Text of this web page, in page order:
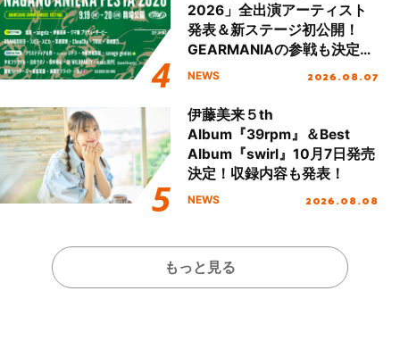
2026」全出演アーティスト
発表＆新ステージ初公開！
GEARMANIAの参戦も決定
し、初となる第3ステージの
NEWS 2026.08.07
伊藤美来５th
Album『39rpm』＆Best
Album『swirl』10月7日発売
決定！収録内容も発表！
NEWS 2026.08.08
もっと見る